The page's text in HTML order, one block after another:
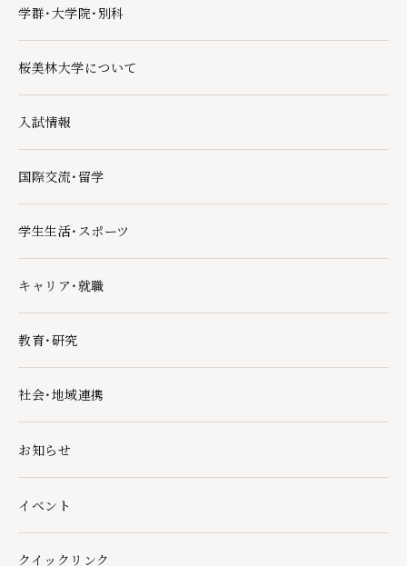
学群・大学院・別科
学群・大学院・別科の下層ページ一覧を開く
桜美林大学について
桜美林大学についての下層ページ一覧を開く
入試情報
入試情報の下層ページ一覧を開く
国際交流・留学
国際交流・留学の下層ページ一覧を開く
学生生活・スポーツ
学生生活・スポーツの下層ページ一覧を開く
キャリア・就職
キャリア・就職の下層ページ一覧を開く
教育・研究
教育・研究の下層ページ一覧を開く
社会・地域連携
社会・地域連携の下層ページ一覧を開く
お知らせ
イベント
クイックリンク